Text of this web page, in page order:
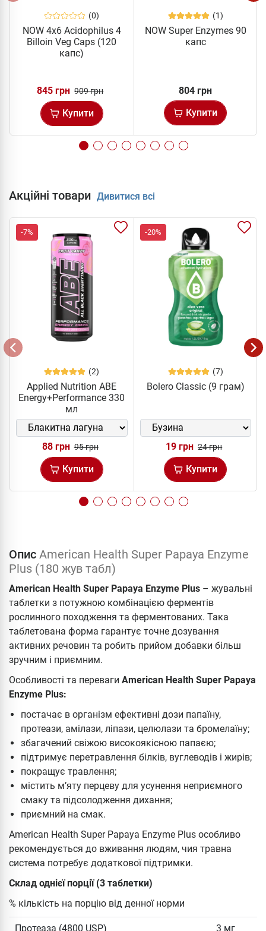
(0)
NOW 4x6 Acidophilus 4
Billoin Veg Caps (120
капс)
845 грн 909 грн
Купити
(1)
NOW Super Enzymes 90
капс
804 грн
Купити
Акційні товари Дивитися всі
-7%
(2)
Applied Nutrition ABE
Energy+Performance 330
мл
88 грн 95 грн
Купити
-20%
(7)
Bolero Classic (9 грам)
19 грн 24 грн
Купити
Опис American Health Super Papaya Enzyme
Plus (180 жув табл)
American Health Super Papaya Enzyme Plus – жувальні
таблетки з потужною комбінацією ферментів
рослинного походження та ферментованих. Така
таблетована форма гарантує точне дозування
активних речовин та робить прийом добавки більш
зручним і приємним.
Особливості та переваги American Health Super Papaya
Enzyme Plus:
постачає в організм ефективні дози папаїну,
протеази, амілази, ліпази, целюлази та бромелаїну;
збагачений свіжою високоякісною папаєю;
підтримує перетравлення білків, вуглеводів і жирів;
покращує травлення;
містить м’яту перцеву для усунення неприємного
смаку та підсолодження дихання;
приємний на смак.
American Health Super Papaya Enzyme Plus особливо
рекомендується до вживання людям, чия травна
система потребує додаткової підтримки.
Склад однієї порції (3 таблетки)
% кількість на порцію від денної норми
Протеаза (4800 USP) 3 мг